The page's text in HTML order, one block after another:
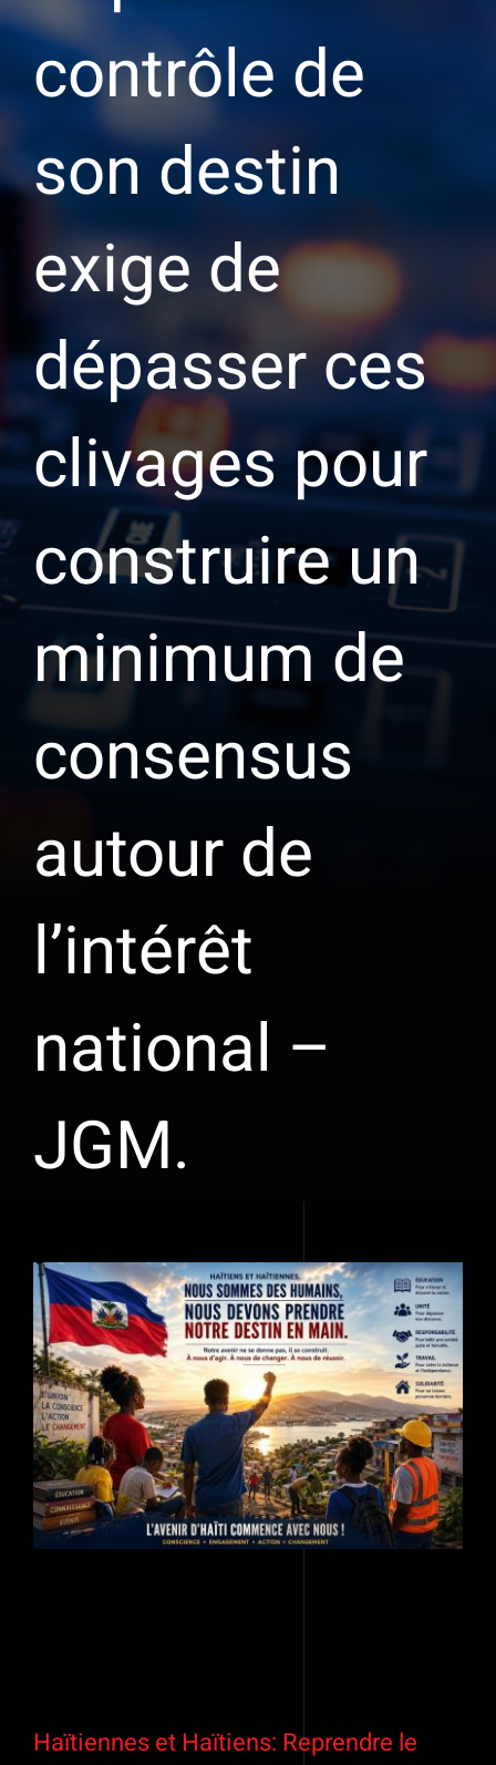
contrôle de
son destin
exige de
dépasser ces
clivages pour
construire un
minimum de
consensus
autour de
l’intérêt
national –
JGM.
Voir
l'image
agrandie
Haïtiennes et Haïtiens: Reprendre le